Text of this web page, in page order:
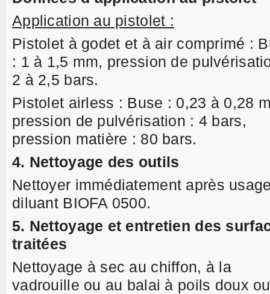
Application au pistolet :
Pistolet à godet et à air comprimé :
: 1 à 1,5 mm, pression de
2 à 2,5 bars.
Pistolet airless : Buse : 0,23 à 0,28
pression de pulvérisation : 4 bars,
pression matière : 80 bars.
4. Nettoyage des outils
Nettoyer immédiatement après
diluant BIOFA 0500.
5. Nettoyage et entretien des
traitées
Nettoyage à sec au chiffon, à la
vadrouille ou au balai à poils doux ou